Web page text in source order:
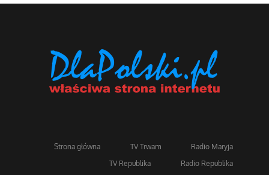
Strona główna TV Trwam
Radio Maryja
TV Republika
Radio Republika